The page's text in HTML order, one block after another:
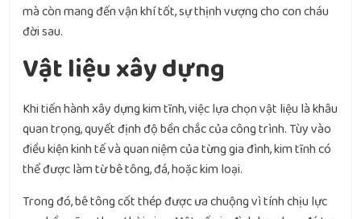
mà còn mang đến vận khí tốt, sự thịnh vượng cho con cháu
đời sau.
Vật liệu xây dựng
Khi tiến hành xây dựng kim tĩnh, việc lựa chọn vật liệu là khâu
quan trọng, quyết định độ bền chắc của công trình. Tùy vào
điều kiện kinh tế và quan niệm của từng gia đình, kim tĩnh có
thể được làm từ bê tông, đá, hoặc kim loại.
Trong đó, bê tông cốt thép được ưa chuộng vì tính chịu lực